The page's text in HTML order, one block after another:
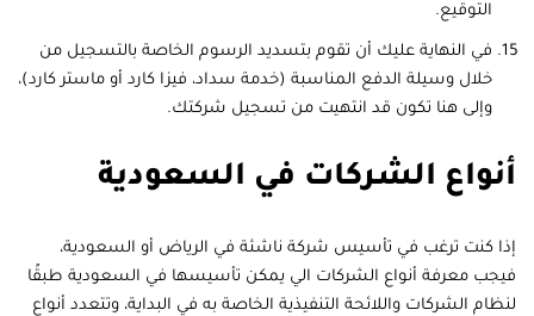
التوقيع.
في النهاية عليك أن تقوم بتسديد الرسوم الخاصة بالتسجيل من
خلال وسيلة الدفع المناسبة (خدمة سداد، فيزا كارد أو ماستر كارد)،
وإلى هنا تكون قد انتهيت من تسجيل شركتك.
أنواع الشركات في السعودية
إذا كنت ترغب في تأسيس شركة ناشئة في الرياض أو السعودية،
فيجب معرفة أنواع الشركات الي يمكن تأسيسها في السعودية طبقًا
لنظام الشركات واللائحة التنفيذية الخاصة به في البداية، وتتعدد أنواع